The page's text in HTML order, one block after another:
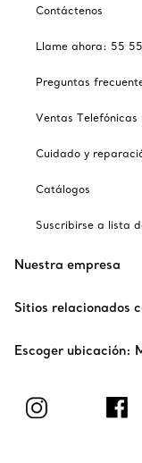
Contáctenos
Llame ahora: 55
Preguntas
Ventas Telefónicas
Cuidado y
Catálogos
Suscribirse a lista
Nuestra empresa
Sitios relacionados
Escoger ubicación: